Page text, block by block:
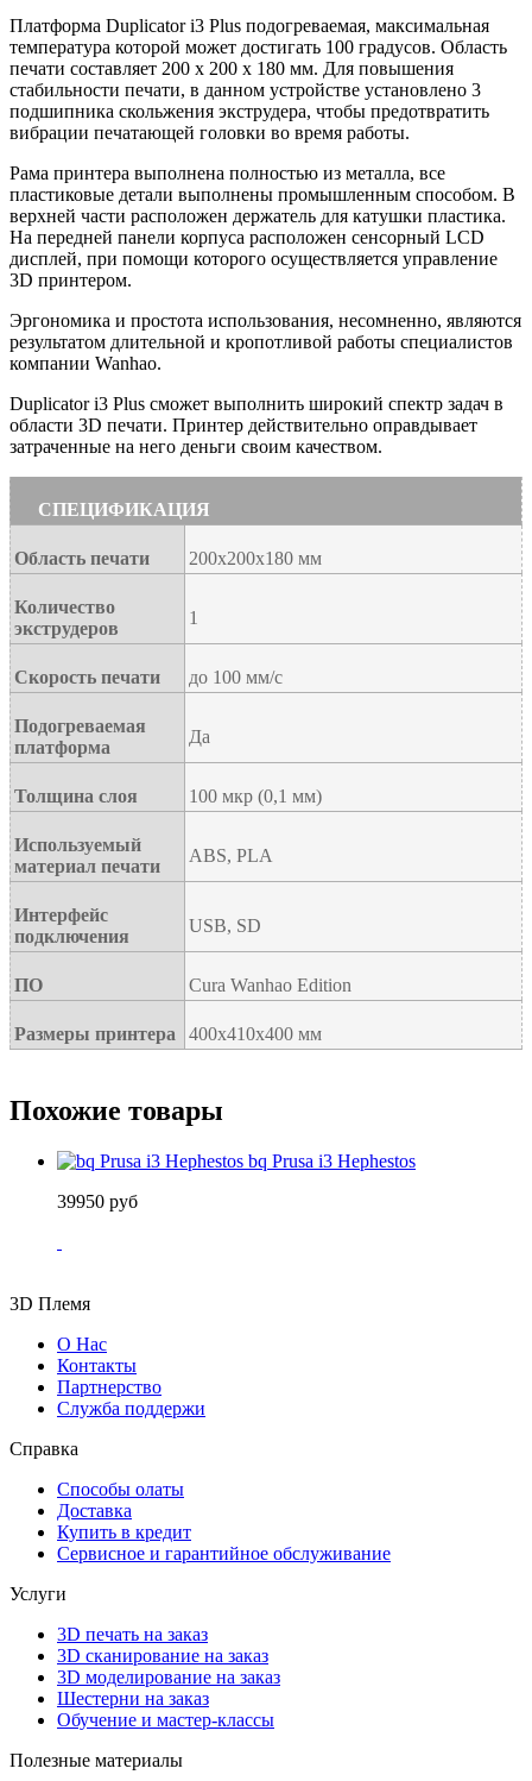
Платформа Duplicator i3 Plus подогреваемая, максимальная
температура которой может достигать 100 градусов. Область
печати составляет 200 х 200 х 180 мм. Для повышения
стабильности печати, в данном устройстве установлено 3
подшипника скольжения экструдера, чтобы предотвратить
вибрации печатающей головки во время работы.
Рама принтера выполнена полностью из металла, все
пластиковые детали выполнены промышленным способом. В
верхней части расположен держатель для катушки пластика.
На передней панели корпуса расположен сенсорный LCD
дисплей, при помощи которого осуществляется управление
3D принтером.
Эргономика и простота использования, несомненно, являются
результатом длительной и кропотливой работы специалистов
компании Wanhao.
Duplicator i3 Plus сможет выполнить широкий спектр задач в
области 3D печати. Принтер действительно оправдывает
затраченные на него деньги своим качеством.
СПЕЦИФИКАЦИЯ
Область печати 200х200х180 мм
Количество
экструдеров
1
Скорость печати до 100 мм/с
Подогреваемая
платформа
Да
Толщина слоя 100 мкр (0,1 мм)
Используемый
материал печати
ABS, PLA
Интерфейс
подключения
USB, SD
ПО Cura Wanhao Edition
Размеры принтера 400x410x400мм
Похожие товары
bq Prusa i3 Hephestos
39950 руб
3D Племя
О Нас
Контакты
Партнерcтво
Служба поддержи
Справка
Способы олаты
Доставка
Купить в кредит
Сервисное и гарантийное обслуживание
Услуги
3D печать на заказ
3D сканирование на заказ
3D моделирование на заказ
Шестерни на заказ
Обучение и мастер-классы
Полезные материалы